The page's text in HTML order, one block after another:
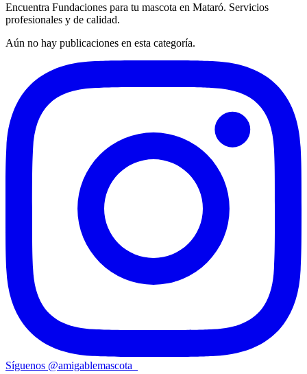
Encuentra Fundaciones para tu mascota en Mataró. Servicios
profesionales y de calidad.
Aún no hay publicaciones en esta categoría.
Síguenos @amigablemascota_